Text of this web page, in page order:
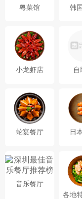
粤菜馆 韩
小龙虾店 自
蛇宴餐厅 日
音乐餐厅
各地